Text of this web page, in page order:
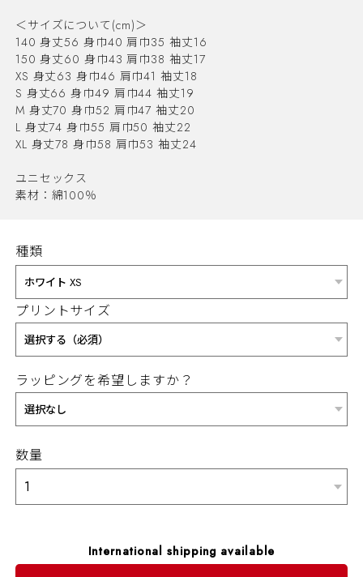
＜サイズについて(cm)＞
140 身丈56 身巾40 肩巾35 袖丈16
150 身丈60 身巾43 肩巾38 袖丈17
XS 身丈63 身巾46 肩巾41 袖丈18
S 身丈66 身巾49 肩巾44 袖丈19
M 身丈70 身巾52 肩巾47 袖丈20
L 身丈74 身巾55 肩巾50 袖丈22
XL 身丈78 身巾58 肩巾53 袖丈24
ユニセックス
素材：綿100％
種類
プリントサイズ
ラッピングを希望しますか？
数量
International shipping available